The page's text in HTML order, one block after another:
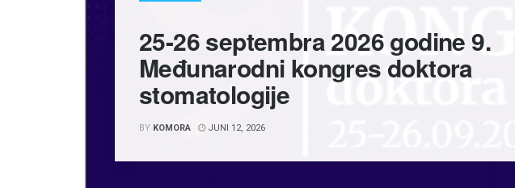
25-26 septembra 2026 godine 9.
Međunarodni kongres doktora
stomatologije
BY KOMORA JUNI 12, 2026